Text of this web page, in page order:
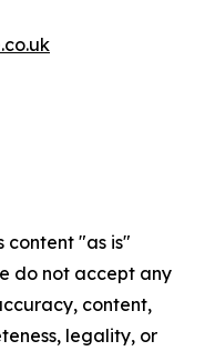
content "as is"
do not accept any
content,
legality, or